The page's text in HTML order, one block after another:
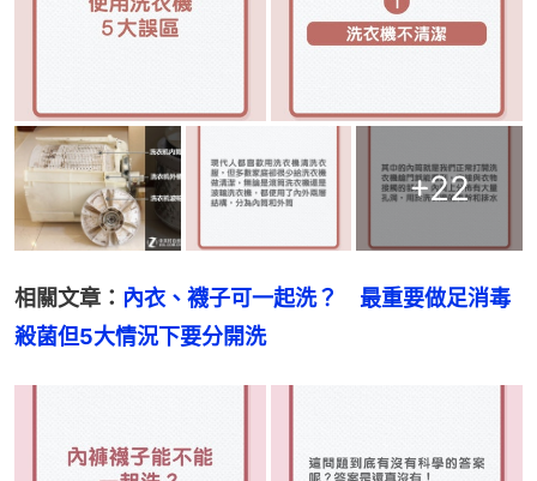
+22
相關文章： 內衣、襪子可一起洗？　最重要做足消毒
殺菌但5大情況下要分開洗